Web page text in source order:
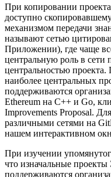
При копировании
доступно
механизмом передачи
называют сетью
Приложении), где чаще
центральную роль в сети
центральностью
наиболее центральных
поддерживаются
Ethereum на C++ и Go,
Improvements Proposal.
различными сетями на
нашем интерактивном
При изучении
что изначальные
поддерживаются